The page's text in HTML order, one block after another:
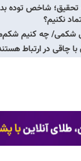
شکمی/ چه کنیم